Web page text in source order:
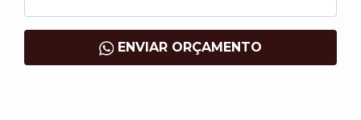
ENVIAR ORÇAMENTO